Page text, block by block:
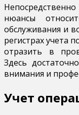
нюансы
обслуживания и
регистрах учета
отразить в
Здесь
внимания и
Учет